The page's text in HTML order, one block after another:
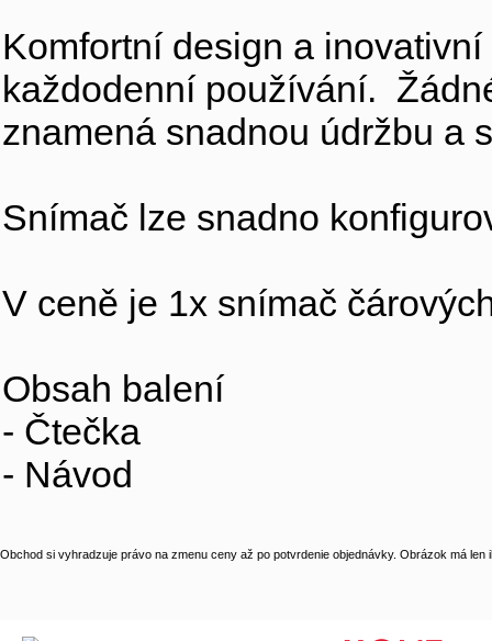
Komfortní design a
každodenní používání.
znamená snadnou údržbu a
Snímač lze snadno
V ceně je 1x snímač
Obsah balení
- Čtečka
- Návod
Obchod si vyhradzuje právo na zmenu ceny až po potvrdenie objednávky. Obrázok má len